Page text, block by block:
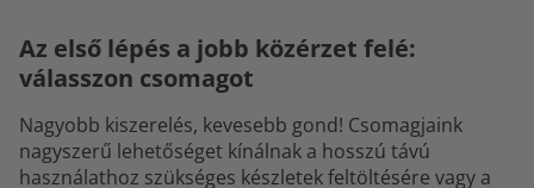
Az első lépés a jobb közérzet felé:
válasszon csomagot
Nagyobb kiszerelés, kevesebb gond! Csomagjaink
nagyszerű lehetőséget kínálnak a hosszú távú
használathoz szükséges készletek feltöltésére vagy a